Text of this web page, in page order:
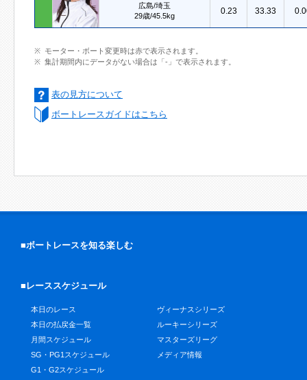
広島/埼玉
29歳/45.5kg
0.23
33.33
モーター・ボート変更時は赤で表示されます。
集計期間内にデータがない場合は「-」で表示されます。
表の見方について
ボートレースガイドはこちら
■ボートレースを知る楽しむ
■レーススケジュール
本日のレース
本日の払戻金一覧
月間スケジュール
SG・PG1スケジュール
G1・G2スケジュール
ヴィーナスシリーズ
ルーキーシリーズ
マスターズリーグ
メディア情報